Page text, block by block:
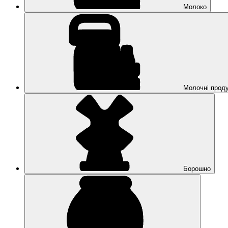
Молоко
Молочні
Борошно